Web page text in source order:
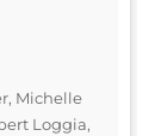
Michelle
Loggia,